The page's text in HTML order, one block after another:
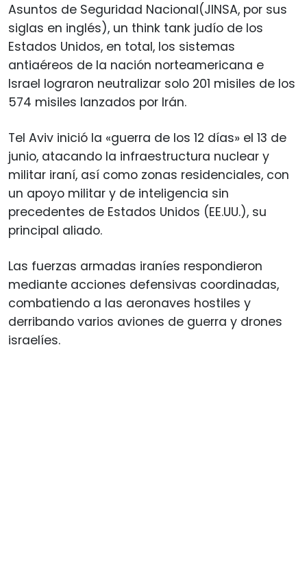
Asuntos de Seguridad Nacional(JINSA, por sus
siglas en inglés), un think tank judío de los
Estados Unidos, en total, los sistemas
antiaéreos de la nación norteamericana e
Israel lograron neutralizar solo 201 misiles de los
574 misiles lanzados por Irán.
Tel Aviv inició la «guerra de los 12 días» el 13 de
junio, atacando la infraestructura nuclear y
militar iraní, así como zonas residenciales, con
un apoyo militar y de inteligencia sin
precedentes de Estados Unidos (EE.UU.), su
principal aliado.
Las fuerzas armadas iraníes respondieron
mediante acciones defensivas coordinadas,
combatiendo a las aeronaves hostiles y
derribando varios aviones de guerra y drones
israelíes.